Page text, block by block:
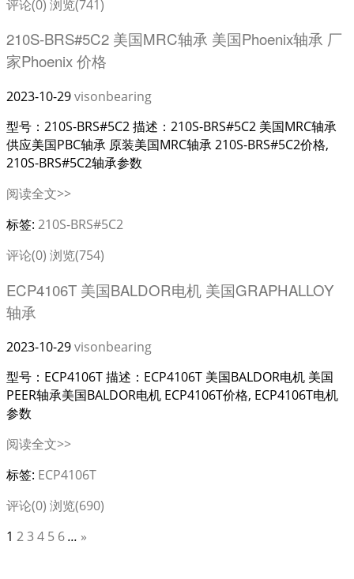
评论(0) 浏览(741)
210S-BRS#5C2 美国MRC轴承 美国Phoenix轴承 厂
家Phoenix 价格
2023-10-29visonbearing
型号：210S-BRS#5C2 描述：210S-BRS#5C2 美国MRC轴承
供应美国PBC轴承 原装美国MRC轴承 210S-BRS#5C2价格,
210S-BRS#5C2轴承参数
阅读全文>>
标签: 210S-BRS#5C2
评论(0) 浏览(754)
ECP4106T 美国BALDOR电机 美国GRAPHALLOY
轴承
2023-10-29visonbearing
型号：ECP4106T 描述：ECP4106T 美国BALDOR电机 美国
PEER轴承美国BALDOR电机 ECP4106T价格, ECP4106T电机
参数
阅读全文>>
标签: ECP4106T
评论(0) 浏览(690)
1 234 5 6... »